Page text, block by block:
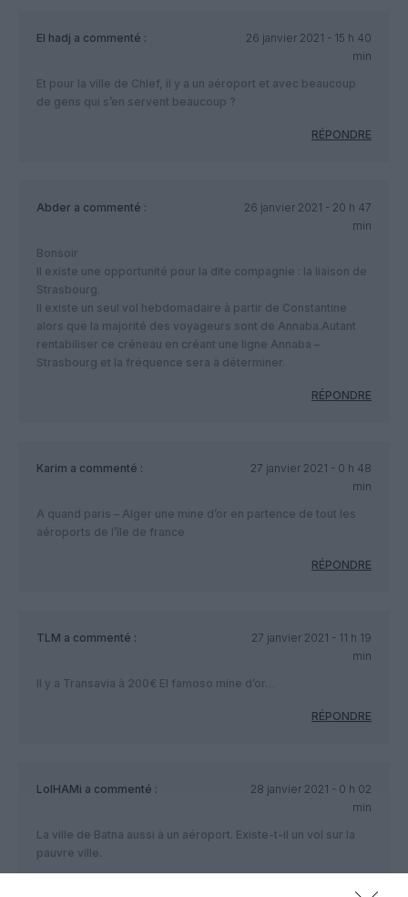
El hadj a commenté :
26 janvier 2021 - 15 h 40
min
Et pour la ville de Chlef, il y a un aéroport et avec beaucoup
de gens qui s’en servent beaucoup ?
RÉPONDRE
Abder a commenté :
26 janvier 2021 - 20 h 47
min
Bonsoir
Il existe une opportunité pour la dite compagnie : la liaison de
Strasbourg.
Il existe un seul vol hebdomadaire à partir de Constantine
alors que la majorité des voyageurs sont de Annaba.Autant
rentabiliser ce créneau en créant une ligne Annaba –
Strasbourg et la fréquence sera à déterminer.
RÉPONDRE
Karim a commenté :
27 janvier 2021 - 0 h 48
min
A quand paris – Alger une mine d’or en partence de tout les
aéroports de l’île de france
RÉPONDRE
TLM a commenté :
27 janvier 2021 - 11 h 19
min
Il y a Transavia à 200€ El famoso mine d’or…
RÉPONDRE
LolHAMi a commenté :
28 janvier 2021 - 0 h 02
min
La ville de Batna aussi à un aéroport. Existe-t-il un vol sur la
pauvre ville.